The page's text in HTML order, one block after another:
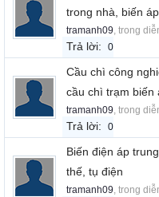
trong nhà, biến
tramanh09, trong
Trả lời: 0
Cầu chì công
cầu chì trạm biến
tramanh09, trong
Trả lời: 0
Biến điện áp
thế, tụ điện
tramanh09, trong